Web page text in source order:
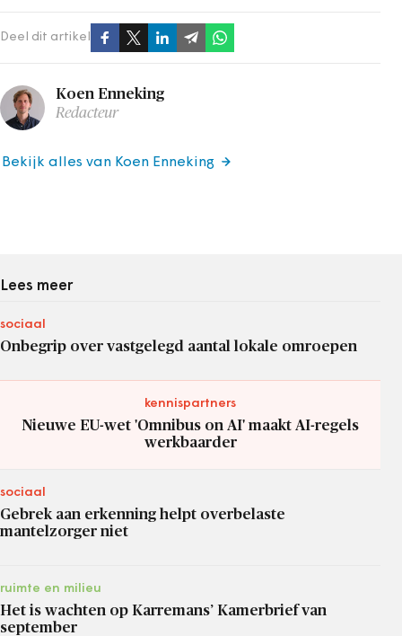
Deel dit artikel
Koen Enneking
Redacteur
Bekijk alles van Koen Enneking
Lees meer
sociaal
Onbegrip over vastgelegd aantal lokale omroepen
kennispartners
Nieuwe EU-wet 'Omnibus on AI' maakt AI-regels
werkbaarder
sociaal
Gebrek aan erkenning helpt overbelaste
mantelzorger niet
ruimte en milieu
Het is wachten op Karremans’ Kamerbrief van
september